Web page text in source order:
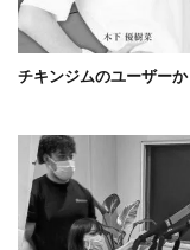
チキンジムのユーザー